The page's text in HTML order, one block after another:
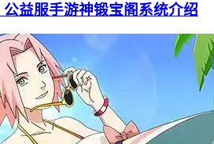
公益服手游神锻宝阁系统介绍